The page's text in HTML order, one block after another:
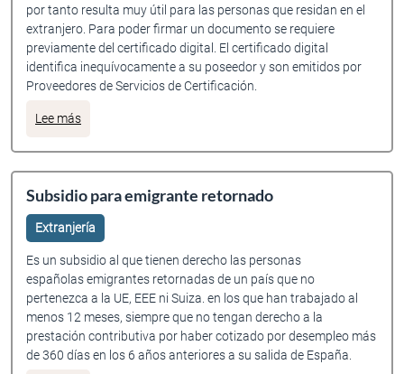
por tanto resulta muy útil para las personas que residan en el
extranjero. Para poder firmar un documento se requiere
previamente del certificado digital. El certificado digital
identifica inequívocamente a su poseedor y son emitidos por
Proveedores de Servicios de Certificación.
Lee mássobre ¿Cómo firmar documentos desde el extranjero de
Subsidio para emigrante retornado
Extranjería
Es un subsidio al que tienen derecho las personas
españolas emigrantes retornadas de un país que no
pertenezca a la UE, EEE ni Suiza. en los que han trabajado al
menos 12 meses, siempre que no tengan derecho a la
prestación contributiva por haber cotizado por desempleo más
de 360 días en los 6 años anteriores a su salida de España.